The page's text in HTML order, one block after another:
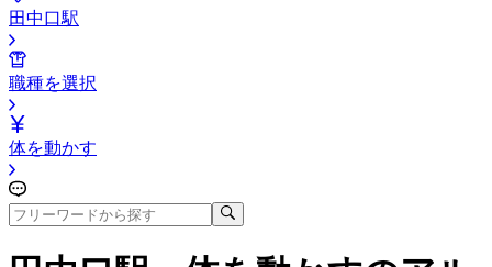
田中口駅
職種を選択
体を動かす